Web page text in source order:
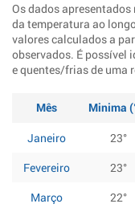
Os dados
da temperatura ao
valores calculados a
observados. É possível
e quentes/frias de uma
Mês Minima
Janeiro
23°
Fevereiro
23°
Março
22°